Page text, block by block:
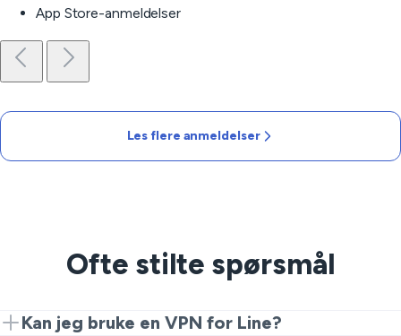
App Store-anmeldelser
Les flere anmeldelser
Ofte stilte spørsmål
Kan jeg bruke en VPN for Line?